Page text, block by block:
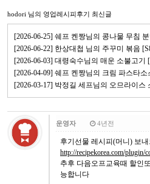
hodori 님의 영업레시피후기 최신글
[2026-06-25] 쉐프 켄짱님의 콩나물 무침
[2026-06-22] 한상대첩 님의 주꾸미 볶음
[2026-06-03] 대령숙수님의 매운 소불고기
[2026-04-09] 쉐프 켄짱님의 크림 파스타소
[2026-03-17] 박정길 세프님의 오므라이스
운영자 4년전
후기선물 레시피(머니) 보
http://recipekorea.com/plugin/
추후 다음오프교육때 할인
능합니다